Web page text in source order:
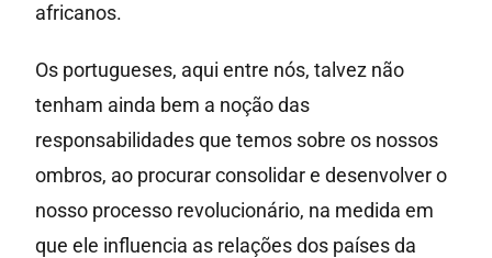
africanos.
Os portugueses, aqui entre nós, talvez não
tenham ainda bem a noção das
responsabilidades que temos sobre os nossos
ombros, ao procurar consolidar e desenvolver o
nosso processo revolucionário, na medida em
que ele influencia as relações dos países da